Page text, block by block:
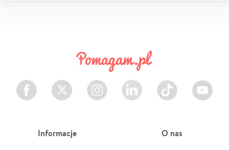
Facebook Twitter Instagram LinkedIn TikTok Youtube
Informacje O nas